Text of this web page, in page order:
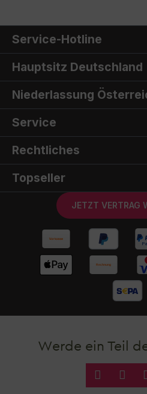
Service-Hotline
Hauptsitz Deutschland
Niederlassung
Service
Rechtliches
Topseller
JETZT VERTRAG
Werde ein Teil